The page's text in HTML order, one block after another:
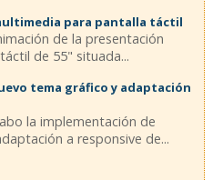
para pantalla táctil
de la presentación
de 55" situada...
tema gráfico y adaptación
la implementación de
a responsive de...